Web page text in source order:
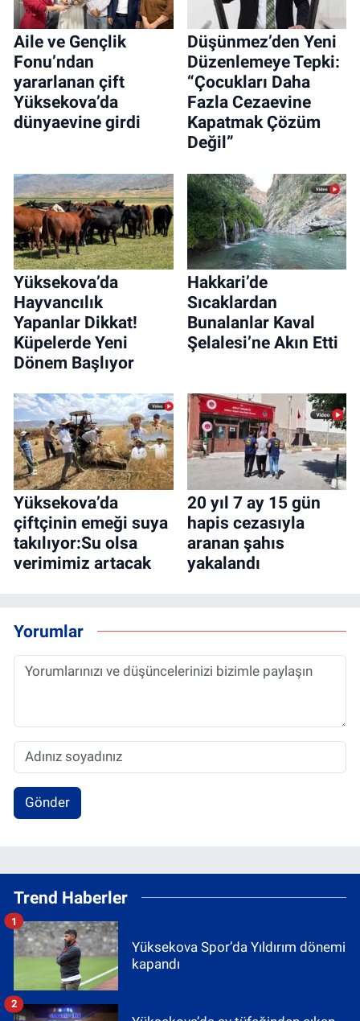
Aile ve Gençlik
Fonu’ndan
yararlanan çift
Yüksekova’da
dünyaevine girdi
Düşünmez’den Yeni
Düzenlemeye Tepki:
“Çocukları Daha
Fazla Cezaevine
Kapatmak Çözüm
Değil”
Yüksekova’da
Hayvancılık
Yapanlar Dikkat!
Küpelerde Yeni
Dönem Başlıyor
Hakkari’de
Sıcaklardan
Bunalanlar Kaval
Şelalesi’ne Akın Etti
Yüksekova’da
çiftçinin emeği suya
takılıyor:Su olsa
verimimiz artacak
20 yıl 7 ay 15 gün
hapis cezasıyla
aranan şahıs
yakalandı
Yorumlar
Gönder
Trend Haberler
Yüksekova Spor’da Yıldırım dönemi
kapandı
1
2